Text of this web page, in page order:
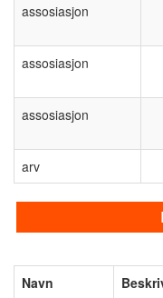
assosiasjon
assosiasjon
assosiasjon
arv
Navn